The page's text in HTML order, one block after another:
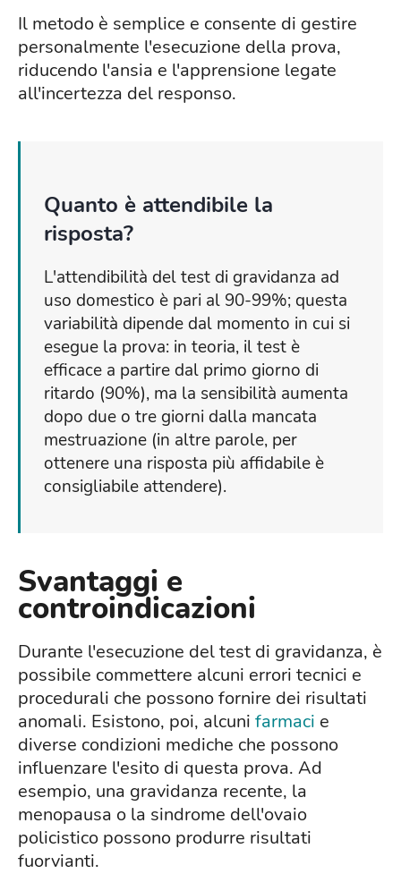
Il metodo è semplice e consente di gestire
personalmente l'esecuzione della prova,
riducendo l'ansia e l'apprensione legate
all'incertezza del responso.
Quanto è attendibile la
risposta?
L'attendibilità del test di gravidanza ad
uso domestico è pari al 90-99%; questa
variabilità dipende dal momento in cui si
esegue la prova: in teoria, il test è
efficace a partire dal primo giorno di
ritardo (90%), ma la sensibilità aumenta
dopo due o tre giorni dalla mancata
mestruazione (in altre parole, per
ottenere una risposta più affidabile è
consigliabile attendere).
Svantaggi e
controindicazioni
Durante l'esecuzione del test di gravidanza, è
possibile commettere alcuni errori tecnici e
procedurali che possono fornire dei risultati
anomali. Esistono, poi, alcuni farmaci e
diverse condizioni mediche che possono
influenzare l'esito di questa prova. Ad
esempio, una gravidanza recente, la
menopausa o la sindrome dell'ovaio
policistico possono produrre risultati
fuorvianti.